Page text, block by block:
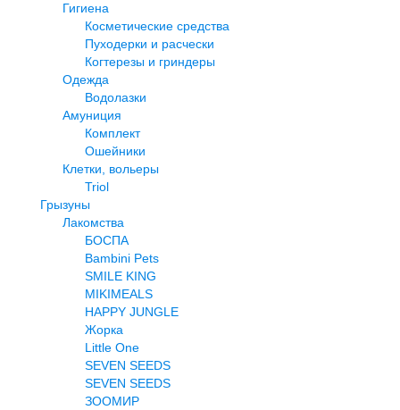
Гигиена
Косметические средства
Пуходерки и расчески
Когтерезы и гриндеры
Одежда
Водолазки
Амуниция
Комплект
Ошейники
Клетки, вольеры
Triol
Грызуны
Лакомства
БОСПА
Bambini Pets
SMILE KING
MIKIMEALS
HAPPY JUNGLE
Жорка
Little One
SEVEN SEEDS
SEVEN SEEDS
ЗООМИР